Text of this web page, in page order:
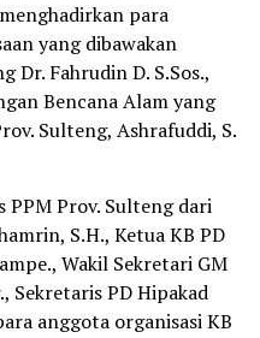
para
yang dibawakan
Dr. Fahrudin D. S.Sos.,
Bencana Alam yang
Sulteng, Ashrafuddi, S.
Prov. Sulteng dari
S.H., Ketua KB PD
Wakil Sekretari GM
Sekretaris PD Hipakad
anggota organisasi KB